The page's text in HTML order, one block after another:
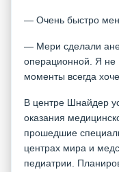
— Очень быстро
— Мери сделали
операционной. Я не
моменты всегда
В центре Шнайдер
оказания
прошедшие
центрах мира и
педиатрии.